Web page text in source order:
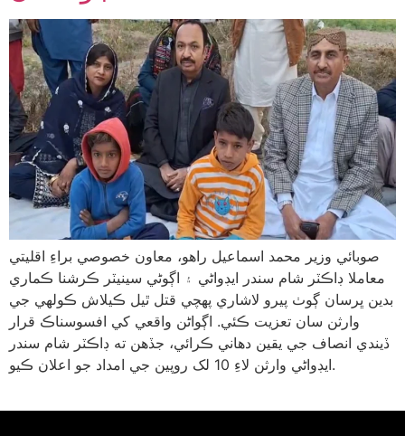
صوبائي وزير محمد اسماعيل راهو، معاون خصوصي براءِ اقليتي
معاملا ڊاڪٽر شام سندر ايڊواڻي ۽ اڳوڻي سينيٽر ڪرشنا ڪماري
بدين ڀرسان ڳوٺ پيرو لاشاري پهچي قتل ٿيل ڪيلاش ڪولهي جي
وارثن سان تعزيت ڪئي. اڳواڻن واقعي کي افسوسناڪ قرار
ڏيندي انصاف جي يقين دهاني ڪرائي، جڏهن ته ڊاڪٽر شام سندر
ايڊواڻي وارثن لاءِ 10 لک روپين جي امداد جو اعلان ڪيو.